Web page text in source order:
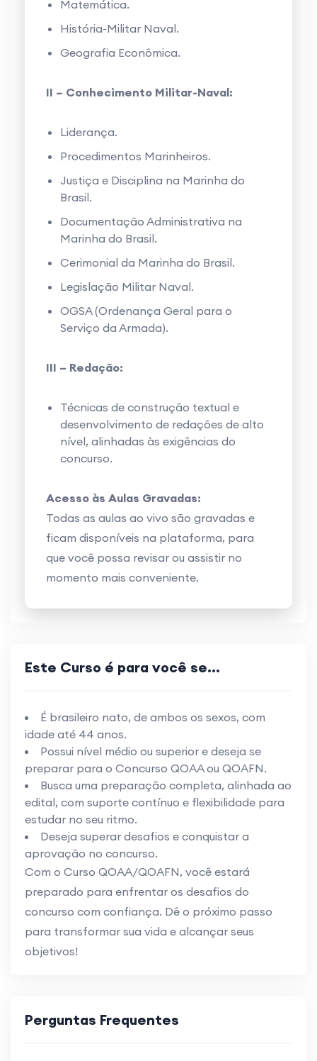
Matemática.
História-Militar Naval.
Geografia Econômica.
II – Conhecimento Militar-Naval:
Liderança.
Procedimentos Marinheiros.
Justiça e Disciplina na Marinha do
Brasil.
Documentação Administrativa na
Marinha do Brasil.
Cerimonial da Marinha do Brasil.
Legislação Militar Naval.
OGSA (Ordenança Geral para o
Serviço da Armada).
III – Redação:
Técnicas de construção textual e
desenvolvimento de redações de alto
nível, alinhadas às exigências do
concurso.
Acesso às Aulas Gravadas:
Todas as aulas ao vivo são gravadas e
ficam disponíveis na plataforma, para
que você possa revisar ou assistir no
momento mais conveniente.
Este Curso é para você se...
É brasileiro nato, de ambos os sexos, com
idade até 44 anos.
Possui nível médio ou superior e deseja se
preparar para o Concurso QOAA ou QOAFN.
Busca uma preparação completa, alinhada ao
edital, com suporte contínuo e flexibilidade para
estudar no seu ritmo.
Deseja superar desafios e conquistar a
aprovação no concurso.
Com o Curso QOAA/QOAFN, você estará
preparado para enfrentar os desafios do
concurso com confiança. Dê o próximo passo
para transformar sua vida e alcançar seus
objetivos!
Perguntas Frequentes